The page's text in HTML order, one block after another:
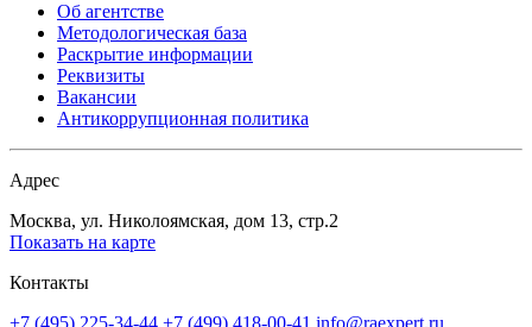
Об агентстве
Методологическая база
Раскрытие информации
Реквизиты
Вакансии
Антикоррупционная политика
Адрес
Москва, ул. Николоямская, дом 13, стр.2
Показать на карте
Контакты
+7 (495) 225-34-44 +7 (499) 418-00-41 info@raexpert.ru